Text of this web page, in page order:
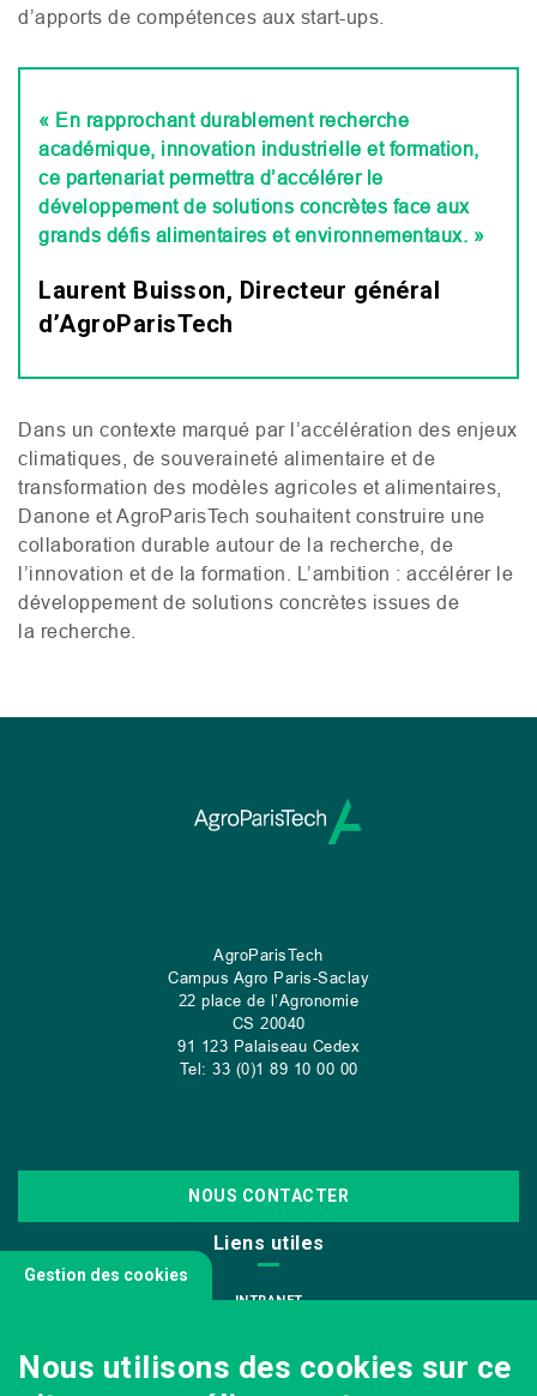
d’apports de compétences aux start-ups.
« En rapprochant durablement recherche
académique, innovation industrielle et formation,
ce partenariat permettra d’accélérer le
développement de solutions concrètes face aux
grands défis alimentaires et environnementaux. »
Laurent Buisson, Directeur général
d’AgroParisTech
Dans un contexte marqué par l’accélération des enjeux
climatiques, de souveraineté alimentaire et de
transformation des modèles agricoles et alimentaires,
Danone et AgroParisTech souhaitent construire une
collaboration durable autour de la recherche, de
l’innovation et de la formation. L’ambition : accélérer le
développement de solutions concrètes issues de
la recherche.
AgroParisTech
Campus Agro Paris-Saclay
22 place de l’Agronomie
CS 20040
91 123 Palaiseau Cedex
Tel: 33 (0)1 89 10 00 00
NOUS CONTACTER
Liens utiles
INTRANET
INFODOC
Gestion des cookies
Nous utilisons des cookies sur ce